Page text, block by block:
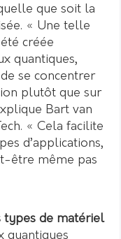
que soit la
« Une telle
créée
quantiques,
se concentrer
plutôt que sur
Bart van
« Cela facilite
d’applications,
être même pas
types de matériel
quantiques